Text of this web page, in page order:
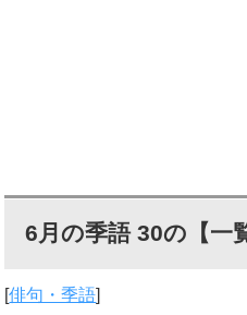
6月の季語 30の【一
[俳句・季語]